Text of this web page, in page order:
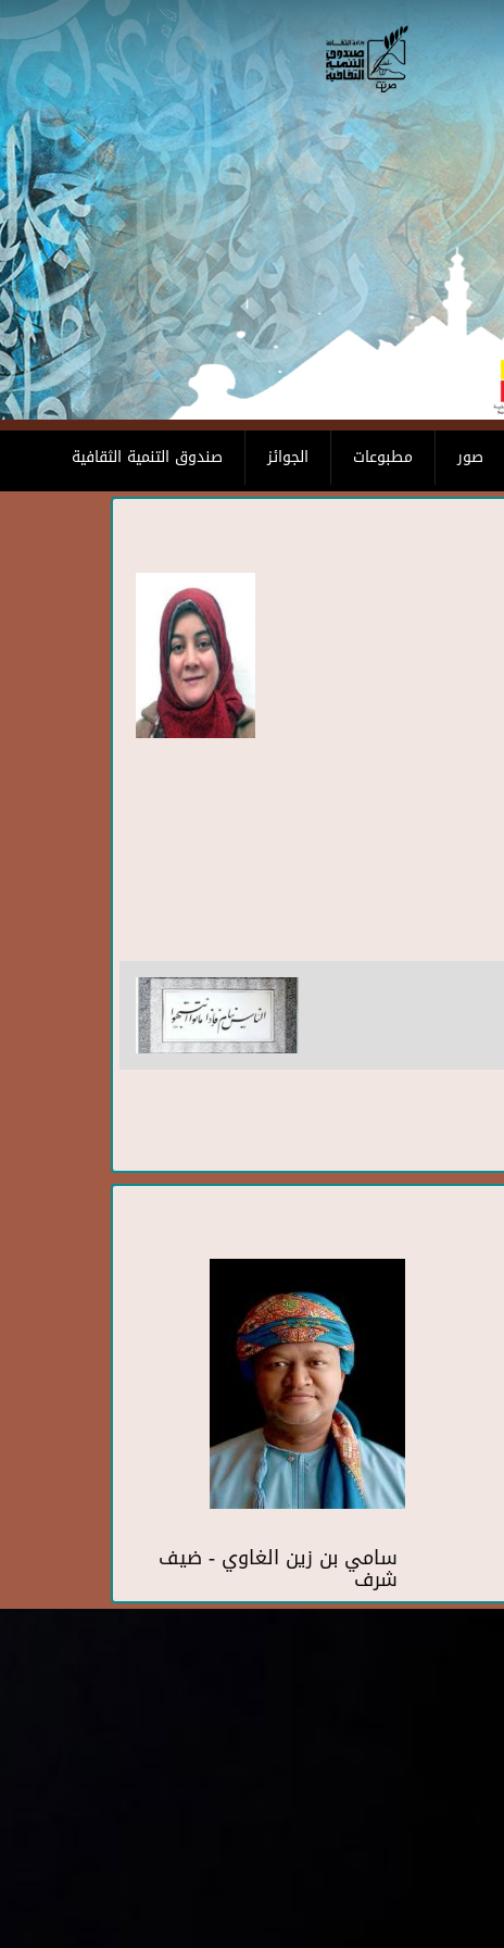
صندوق التنمية الثقافية الجوائز مطبوعات صور
سامي بن زين الغاوي - ضيف
شرف